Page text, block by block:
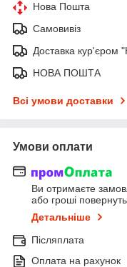
Нова Пошта
Самовивіз
Доставка кур'єром
НОВА ПОШТА
Всі умови доставки
Умови оплати
Ви отримаєте
або гроші
Детальніше
Післяплата
Оплата на рахунок